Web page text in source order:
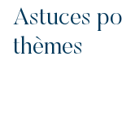
Astuces
thèmes